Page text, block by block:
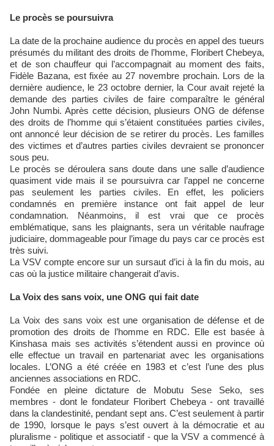
Le procès se poursuivra
La date de la prochaine audience du procès en appel des tueurs
présumés du militant des droits de l’homme, Floribert Chebeya,
et de son chauffeur qui l’accompagnait au moment des faits,
Fidèle Bazana, est fixée au 27 novembre prochain. Lors de la
dernière audience, le 23 octobre dernier, la Cour avait rejeté la
demande des parties civiles de faire comparaître le général
John Numbi. Après cette décision, plusieurs ONG de défense
des droits de l’homme qui s’étaient constituées parties civiles,
ont annoncé leur décision de se retirer du procès. Les familles
des victimes et d’autres parties civiles devraient se prononcer
sous peu.
Le procès se déroulera sans doute dans une salle d’audience
quasiment vide mais il se poursuivra car l’appel ne concerne
pas seulement les parties civiles. En effet, les policiers
condamnés en première instance ont fait appel de leur
condamnation. Néanmoins, il est vrai que ce procès
emblématique, sans les plaignants, sera un véritable naufrage
judiciaire, dommageable pour l’image du pays car ce procès est
très suivi.
La VSV compte encore sur un sursaut d’ici à la fin du mois, au
cas où la justice militaire changerait d’avis.
La Voix des sans voix, une ONG qui fait date
La Voix des sans voix est une organisation de défense et de
promotion des droits de l’homme en RDC. Elle est basée à
Kinshasa mais ses activités s’étendent aussi en province où
elle effectue un travail en partenariat avec les organisations
locales. L’ONG a été créée en 1983 et c’est l’une des plus
anciennes associations en RDC.
Fondée en pleine dictature de Mobutu Sese Seko, ses
membres - dont le fondateur Floribert Chebeya - ont travaillé
dans la clandestinité, pendant sept ans. C’est seulement à partir
de 1990, lorsque le pays s’est ouvert à la démocratie et au
pluralisme - politique et associatif - que la VSV a commencé à